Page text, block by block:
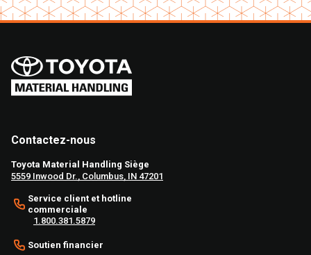
Contactez-nous
Toyota Material Handling Siège
5559 Inwood Dr., Columbus, IN 47201
Service client et hotline
commerciale
1.800.381.5879
Soutien financier